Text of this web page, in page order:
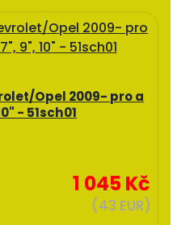
Opel 2009- pro a
- 51sch01
1 045 Kč
(43 EUR)